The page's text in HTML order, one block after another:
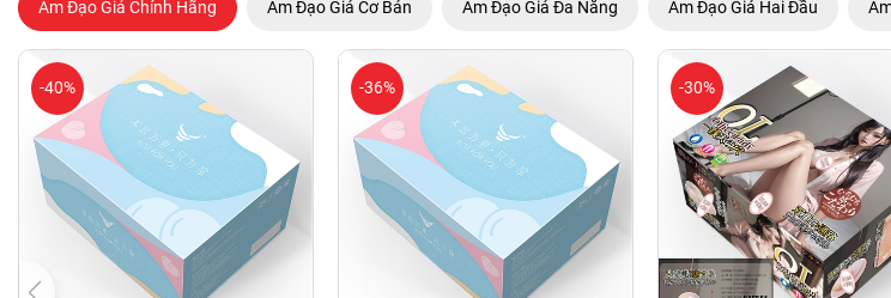
Âm Đạo Giả Chính Hãng Âm Đạo Giả Cơ Bản Âm Đạo Giả Đa Năng Âm Đạo Giả Hai Đầu
-40% -36% -30%